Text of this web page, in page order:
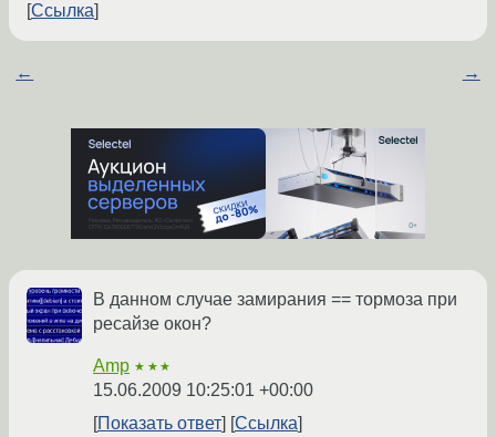
Ссылка
← →
В данном случае замирания == тормоза при
ресайзе окон?
Amp ★★★
15.06.2009 10:25:01 +00:00
Показать ответ
Ссылка